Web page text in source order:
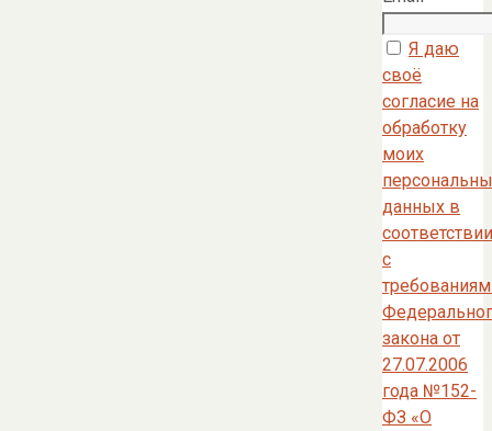
Я даю
своё
согласие на
обработку
моих
данных в
соответствии
с
закона от
27.07.2006
года №152-
ФЗ «О